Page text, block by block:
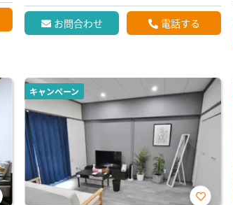
お問合わせ 電話する
キャンペーン